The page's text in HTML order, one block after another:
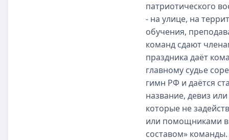
патриотического
- на улице, на
обучения,
команд сдают
праздника даёт
главному судье
гимн РФ и даётся
название, девиз
которые не
или помощниками
составом»